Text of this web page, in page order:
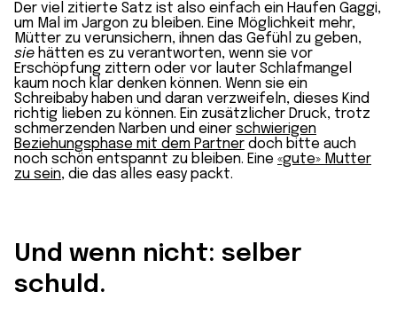
Der viel zitierte Satz ist also einfach ein Haufen Gaggi,
um Mal im Jargon zu bleiben. Eine Möglichkeit mehr,
Mütter zu verunsichern, ihnen das Gefühl zu geben,
sie hätten es zu verantworten, wenn sie vor
Erschöpfung zittern oder vor lauter Schlafmangel
kaum noch klar denken können. Wenn sie ein
Schreibaby haben und daran verzweifeln, dieses Kind
richtig lieben zu können. Ein zusätzlicher Druck, trotz
schmerzenden Narben und einer schwierigen
Beziehungsphase mit dem Partner doch bitte auch
noch schön entspannt zu bleiben. Eine «gute» Mutter
zu sein, die das alles easy packt.
Und wenn nicht: selber
schuld.